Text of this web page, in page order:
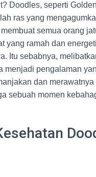
Doodles, seperti
ras yang
semua orang
yang ramah dan
Itu sebabnya,
menjadi pengalaman
dan
sebuah momen